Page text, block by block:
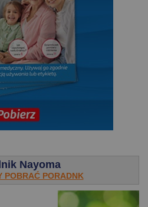
Nayoma
POBRAĆ PORADNK